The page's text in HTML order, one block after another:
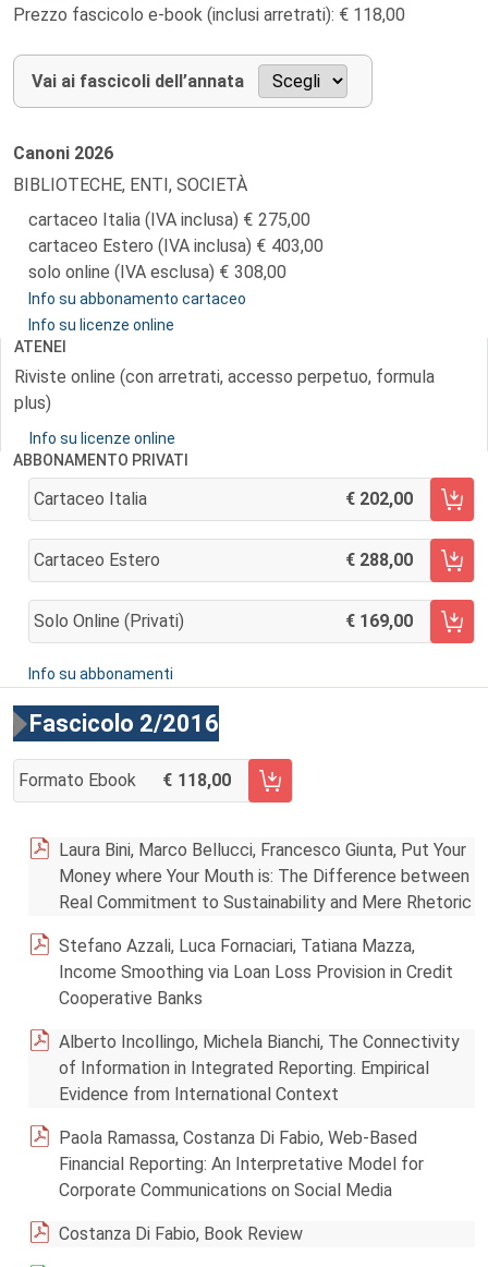
Prezzo fascicolo e-book (inclusi arretrati): € 118,00
Vai ai fascicoli dell’annata
Canoni 2026
BIBLIOTECHE, ENTI, SOCIETÀ
cartaceo Italia (IVA inclusa)
275,00
cartaceo Estero (IVA inclusa)
403,00
solo online (IVA esclusa)
308,00
Info su abbonamento cartaceo
Info su licenze online
ATENEI
Riviste online (con arretrati, accesso perpetuo, formula
plus)
Info su licenze online
ABBONAMENTO PRIVATI
Cartaceo Italia 202,00
AGGIUNGI AL CARRELLO
Cartaceo Estero 288,00
AGGIUNGI AL CARRELLO
Solo Online (privati) 169,00
AGGIUNGI AL CARRELLO
Info su abbonamenti
Fascicolo 2/2016
Formato Ebook 118,00
AGGIUNGI AL CARRELLO FASCICOLO 2/2016
Laura Bini, Marco Bellucci, Francesco Giunta, Put Your
Money where Your Mouth is: The Difference between
Real Commitment to Sustainability and Mere Rhetoric
Stefano Azzali, Luca Fornaciari, Tatiana Mazza,
Income Smoothing via Loan Loss Provision in Credit
Cooperative Banks
Alberto Incollingo, Michela Bianchi, The Connectivity
of Information in Integrated Reporting. Empirical
Evidence from International Context
Paola Ramassa, Costanza Di Fabio, Web-Based
Financial Reporting: An Interpretative Model for
Corporate Communications on Social Media
Costanza Di Fabio, Book Review